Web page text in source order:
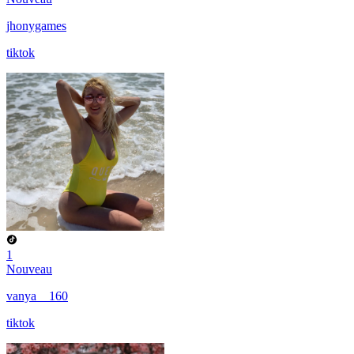
jhonygames
tiktok
1
Nouveau
vanya__160
tiktok